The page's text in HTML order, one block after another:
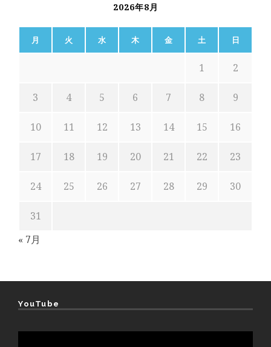
2026年8月
月 火 水 木 金 土 日
1 2
3 4 5 6 7 8 9
10 11 12 13 14 15 16
17 18 19 20 21 22 23
24 25 26 27 28 29 30
31
« 7月
YouTube